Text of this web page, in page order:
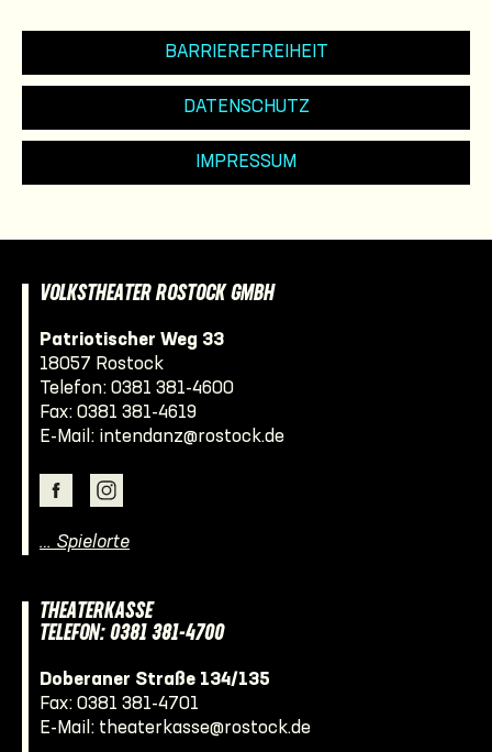
BARRIEREFREIHEIT
DATENSCHUTZ
IMPRESSUM
VOLKSTHEATER ROSTOCK GMBH
Patriotischer Weg 33
18057 Rostock
Telefon: 0381 381-4600
Fax: 0381 381-4619
E-Mail: intendanz@rostock.de
… Spielorte
THEATERKASSE
TELEFON: 0381 381-4700
Doberaner Straße 134/135
Fax: 0381 381-4701
E-Mail: theaterkasse@rostock.de